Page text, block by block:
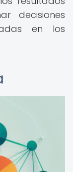
decisiones
en los